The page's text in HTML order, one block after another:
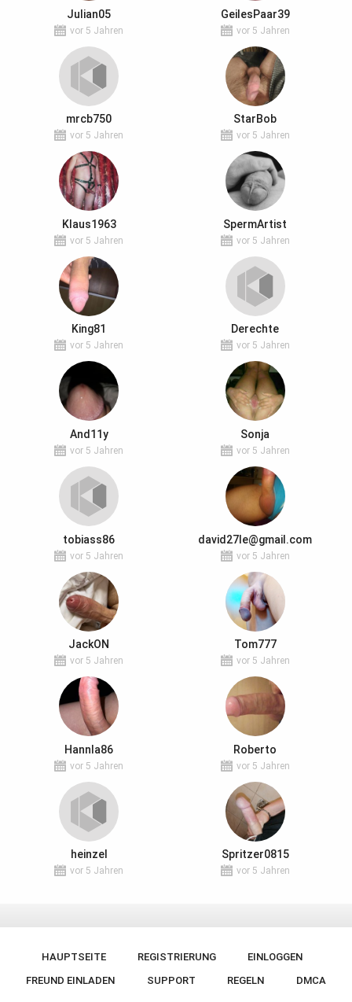
Julian05
vor 5 Jahren
GeilesPaar39
vor 5 Jahren
mrcb750
vor 5 Jahren
StarBob
vor 5 Jahren
Klaus1963
vor 5 Jahren
SpermArtist
vor 5 Jahren
King81
vor 5 Jahren
Derechte
vor 5 Jahren
And11y
vor 5 Jahren
Sonja
vor 5 Jahren
tobiass86
vor 5 Jahren
david27le@gmail.com
vor 5 Jahren
JackON
vor 5 Jahren
Tom777
vor 5 Jahren
Hannla86
vor 5 Jahren
Roberto
vor 5 Jahren
heinzel
vor 5 Jahren
Spritzer0815
vor 5 Jahren
HAUPTSEITE REGISTRIERUNG
EINLOGGEN
FREUND EINLADEN
SUPPORT REGELN DMCA